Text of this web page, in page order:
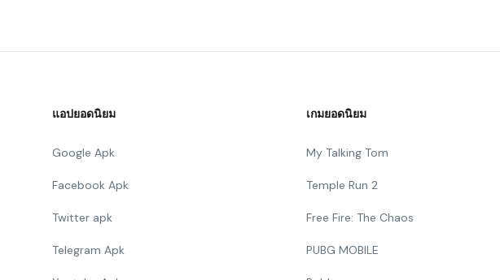
แอปยอดนิยม
Google Apk
Facebook Apk
Twitter apk
Telegram Apk
เกมยอดนิยม
My Talking Tom
Temple Run 2
Free Fire: The Chaos
PUBG MOBILE